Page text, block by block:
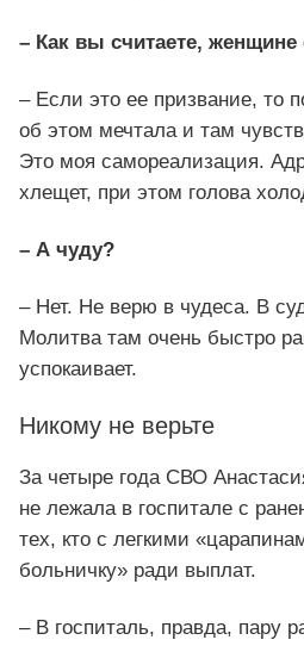
– Как вы считаете, женщине
– Если это ее призвание, то
об этом мечтала и там
Это моя самореализация.
хлещет, при этом голова
– А чуду?
– Нет. Не верю в чудеса. В
Молитва там очень быстро
успокаивает.
Никому не верьте
За четыре года СВО
не лежала в госпитале с
тех, кто с легкими
больничку» ради выплат.
– В госпиталь, правда, пару